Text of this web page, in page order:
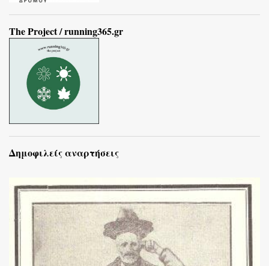
The Project / running365.gr
Δημοφιλείς αναρτήσεις